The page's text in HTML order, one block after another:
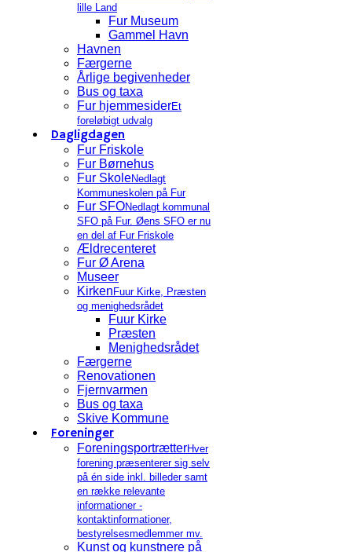
lille Land
Fur Museum
Gammel Havn
Havnen
Færgerne
Årlige begivenheder
Bus og taxa
Fur hjemmesiderEt
foreløbigt udvalg
Dagligdagen
Fur Friskole
Fur Børnehus
Fur SkoleNedlagt
Kommuneskolen på Fur
Fur SFONedlagt kommunal
SFO på Fur. Øens SFO er nu
en del af Fur Friskole
Ældrecenteret
Fur Ø Arena
Museer
Kirken Fuur Kirke, Præsten
og menighedsrådet
Fuur Kirke
Præsten
Menighedsrådet
Færgerne
Renovationen
Fjernvarmen
Bus og taxa
Skive Kommune
Foreninger
ForeningsportrætterHver
forening præsenterer sig selv
på én side inkl. billeder samt
en række relevante
informationer -
kontaktinformationer,
bestyrelsesmedlemmer mv.
Kunst og kunstnere på